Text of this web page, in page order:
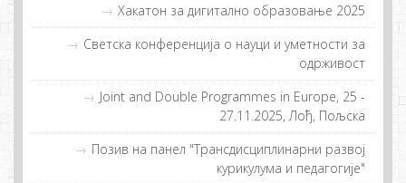
Хакатон за дигитално образовање 2025
Светска конференција о науци и уметности за
одрживост
Joint and Double Programmes in Europe, 25 -
27.11.2025, Лођ, Пољска
Позив на панел "Трансдисциплинарни развој
курикулума и педагогије"